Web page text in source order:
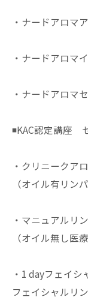
・ナードアロマ
・ナードアロマ
・ナードアロマ
◾️KAC認定講座
・クリニークア
（オイル有リン
・マニュアルリ
（オイル無し医
・1 dayフェイシ
フェイシャルリ